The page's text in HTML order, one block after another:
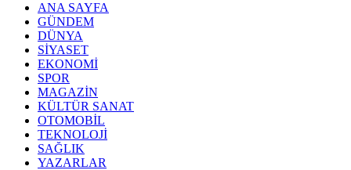
ANA SAYFA
GÜNDEM
DÜNYA
SİYASET
EKONOMİ
SPOR
MAGAZİN
KÜLTÜR SANAT
OTOMOBİL
TEKNOLOJİ
SAĞLIK
YAZARLAR